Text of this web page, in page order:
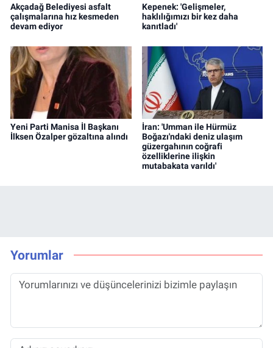
Akçadağ Belediyesi asfalt
çalışmalarına hız kesmeden
devam ediyor
Kepenek: 'Gelişmeler,
haklılığımızı bir kez daha
kanıtladı'
Yeni Parti Manisa İl Başkanı
İlksen Özalper gözaltına alındı
İran: 'Umman ile Hürmüz
Boğazı'ndaki deniz ulaşım
güzergahının coğrafi
özelliklerine ilişkin
mutabakata varıldı'
Yorumlar